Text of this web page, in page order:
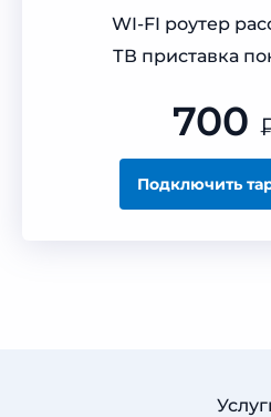
WI-FI роутер
ТВ приставка
Подключить
700